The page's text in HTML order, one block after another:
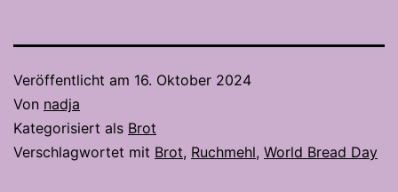
Veröffentlicht am 16. Oktober 2024
Von nadja
Kategorisiert als Brot
Verschlagwortet mit Brot, Ruchmehl, World Bread Day